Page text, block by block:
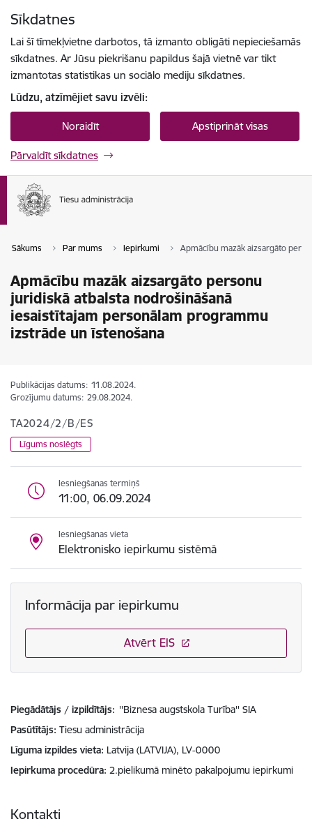
Sīkdatnes
Lai šī tīmekļvietne darbotos, tā izmanto obligāti nepieciešamās
sīkdatnes. Ar Jūsu piekrišanu papildus šajā vietnē var tikt
izmantotas statistikas un sociālo mediju sīkdatnes.
Lūdzu, atzīmējiet savu izvēli:
Noraidīt Apstiprināt visas
Pārvaldīt sīkdatnes
Sākums Par mums Iepirkumi Apmācību mazāk aizsargāto
Apmācību mazāk aizsargāto personu
juridiskā atbalsta nodrošināšanā
iesaistītajam personālam programmu
izstrāde un īstenošana
Publikācijas datums: 11.08.2024.
Grozījumu datums: 29.08.2024.
TA2024/2/B/ES
Līgums noslēgts
Iesniegšanas termiņš
11:00, 06.09.2024
Iesniegšanas vieta
Elektronisko iepirkumu sistēmā
Informācija par iepirkumu
Atvērt EIS
Piegādātājs / izpildītājs: ''Biznesa augstskola Turība'' SIA
Pasūtītājs Tiesu administrācija
Līguma izpildes vieta Latvija (LATVIJA), LV-0000
Iepirkuma procedūra 2.pielikumā minēto pakalpojumu iepirkumi
Kontakti